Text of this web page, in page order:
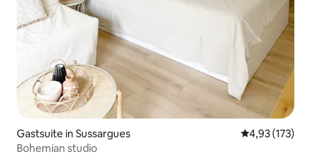
Gastsuite in Sussargues Gemiddelde
4,93 (173)
Bohemian studio